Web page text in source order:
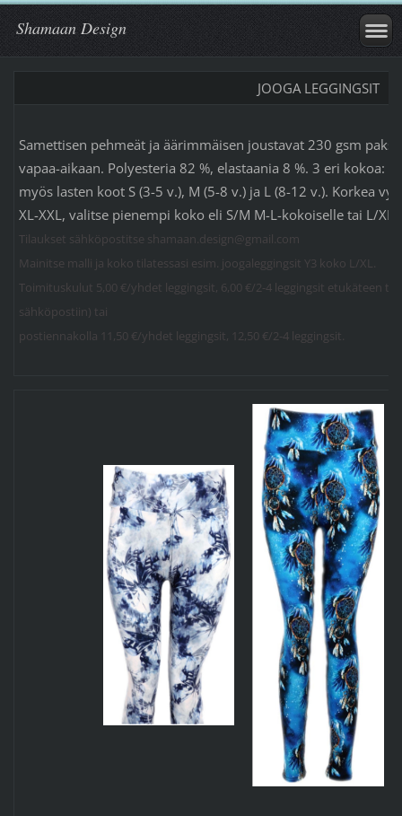
Shamaan Design
JOOGA LEGGINGSIT
Samettisen pehmeät ja äärimmäisen joustavat 230 gsm
vapaa-aikaan. Polyesteria 82 %, elastaania 8 %. 3 eri kokoa:
myös lasten koot S (3-5 v.), M (5-8 v.) ja L (8-12 v.). Korkea
XL-XXL, valitse pienempi koko eli S/M M-L-kokoiselle tai L/XL
Tilaukset sähköpostitse shamaan.design@gmail.com
Mainitse malli ja koko tilatessasi esim. joogaleggingsit Y3 koko L/XL.
Toimituskulut 5,00 €/yhdet leggingsit, 6,00 €/2-4 leggingsit etukäteen
sähköpostiin) tai
postiennakolla 11,50 €/yhdet leggingsit, 12,50 €/2-4 leggingsit.